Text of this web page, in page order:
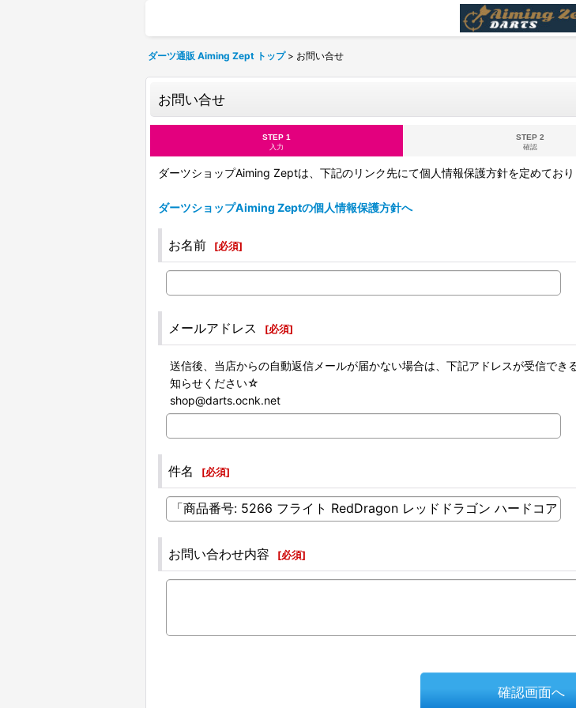
ダーツ通販 Aiming Zept トップ > お問い合せ
お問い合せ
STEP 1
入力
STEP 2
確認
ダーツショップAiming Zeptは、下記のリンク先にて個人情報保護方針を定めてお
ダーツショップAiming Zeptの個人情報保護方針へ
お名前 [必須]
メールアドレス [必須]
送信後、当店からの自動返信メールが届かない場合は、下記アドレスが受信で
知らせください☆
shop@darts.ocnk.net
件名 [必須]
お問い合わせ内容 [必須]
確認画面へ